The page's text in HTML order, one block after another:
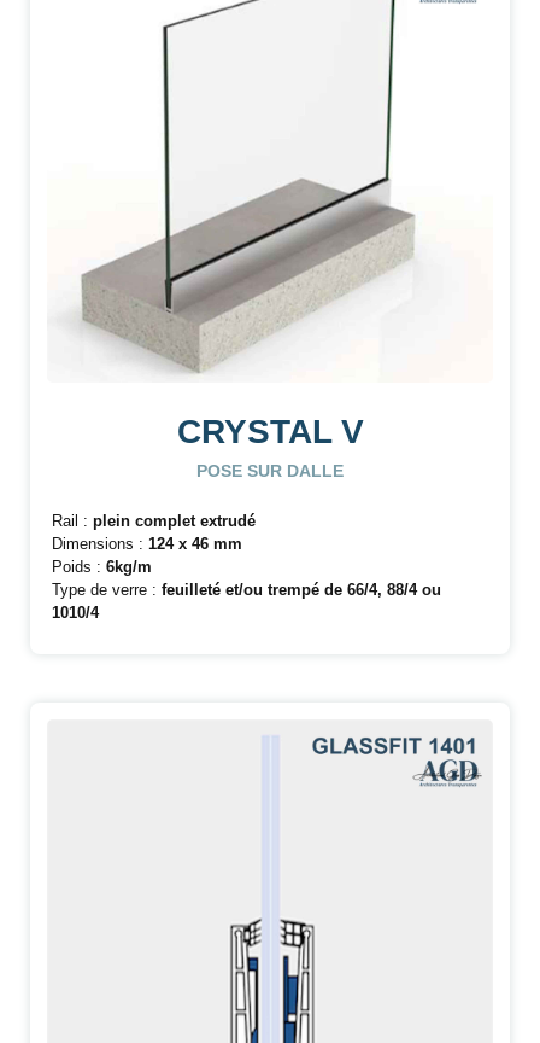
CRYSTAL V
POSE SUR DALLE
Rail : plein complet extrudé
Dimensions : 124 x 46 mm
Poids : 6kg/m
Type de verre : feuilleté et/ou trempé de 66/4, 88/4 ou
1010/4